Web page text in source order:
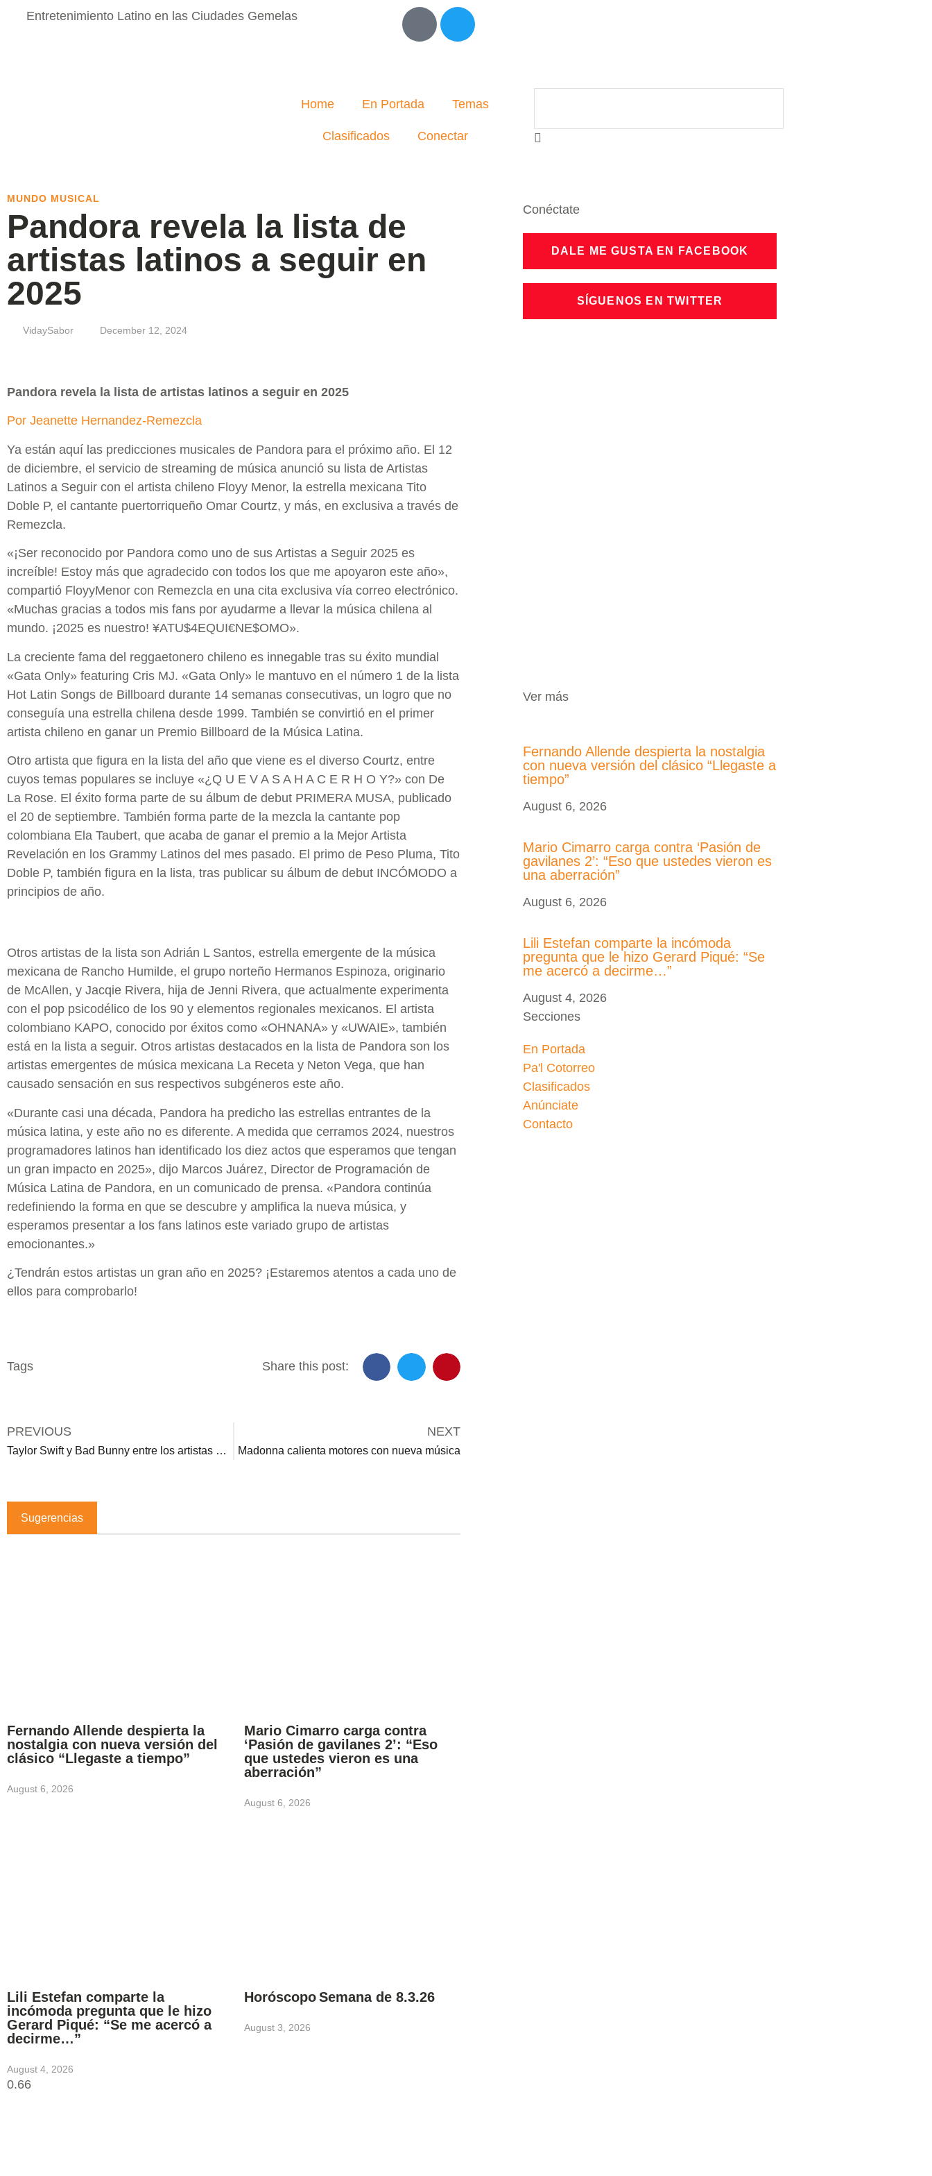
Entretenimiento Latino en las Ciudades Gemelas
Home En Portada Temas
Clasificados Conectar
MUNDO MUSICAL
Pandora revela la lista de
artistas latinos a seguir en
2025
VidaySabor December 12, 2024
Pandora revela la lista de artistas latinos a seguir en 2025
Por Jeanette Hernandez-Remezcla
Ya están aquí las predicciones musicales de Pandora para el próximo año. El 12
de diciembre, el servicio de streaming de música anunció su lista de Artistas
Latinos a Seguir con el artista chileno Floyy Menor, la estrella mexicana Tito
Doble P, el cantante puertorriqueño Omar Courtz, y más, en exclusiva a través de
Remezcla.
«¡Ser reconocido por Pandora como uno de sus Artistas a Seguir 2025 es
increíble! Estoy más que agradecido con todos los que me apoyaron este año»,
compartió FloyyMenor con Remezcla en una cita exclusiva vía correo electrónico.
«Muchas gracias a todos mis fans por ayudarme a llevar la música chilena al
mundo. ¡2025 es nuestro! ¥ATU$4EQUI€NE$OMO».
La creciente fama del reggaetonero chileno es innegable tras su éxito mundial
«Gata Only» featuring Cris MJ. «Gata Only» le mantuvo en el número 1 de la lista
Hot Latin Songs de Billboard durante 14 semanas consecutivas, un logro que no
conseguía una estrella chilena desde 1999. También se convirtió en el primer
artista chileno en ganar un Premio Billboard de la Música Latina.
Otro artista que figura en la lista del año que viene es el diverso Courtz, entre
cuyos temas populares se incluye «¿Q U E V A S A H A C E R H O Y?» con De
La Rose. El éxito forma parte de su álbum de debut PRIMERA MUSA, publicado
el 20 de septiembre. También forma parte de la mezcla la cantante pop
colombiana Ela Taubert, que acaba de ganar el premio a la Mejor Artista
Revelación en los Grammy Latinos del mes pasado. El primo de Peso Pluma, Tito
Doble P, también figura en la lista, tras publicar su álbum de debut INCÓMODO a
principios de año.
Otros artistas de la lista son Adrián L Santos, estrella emergente de la música
mexicana de Rancho Humilde, el grupo norteño Hermanos Espinoza, originario
de McAllen, y Jacqie Rivera, hija de Jenni Rivera, que actualmente experimenta
con el pop psicodélico de los 90 y elementos regionales mexicanos. El artista
colombiano KAPO, conocido por éxitos como «OHNANA» y «UWAIE», también
está en la lista a seguir. Otros artistas destacados en la lista de Pandora son los
artistas emergentes de música mexicana La Receta y Neton Vega, que han
causado sensación en sus respectivos subgéneros este año.
«Durante casi una década, Pandora ha predicho las estrellas entrantes de la
música latina, y este año no es diferente. A medida que cerramos 2024, nuestros
programadores latinos han identificado los diez actos que esperamos que tengan
un gran impacto en 2025», dijo Marcos Juárez, Director de Programación de
Música Latina de Pandora, en un comunicado de prensa. «Pandora continúa
redefiniendo la forma en que se descubre y amplifica la nueva música, y
esperamos presentar a los fans latinos este variado grupo de artistas
emocionantes.»
¿Tendrán estos artistas un gran año en 2025? ¡Estaremos atentos a cada uno de
ellos para comprobarlo!
Tags Share this post:
PREVIOUS
Taylor Swift y Bad Bunny entre los artistas más escuchados de Spotify en 2024
NEXT
Madonna calienta motores con nueva música
Sugerencias
Fernando Allende despierta la
nostalgia con nueva versión del
clásico “Llegaste a tiempo”
August 6, 2026
Mario Cimarro carga contra
‘Pasión de gavilanes 2’: “Eso
que ustedes vieron es una
aberración”
August 6, 2026
Lili Estefan comparte la
incómoda pregunta que le hizo
Gerard Piqué: “Se me acercó a
decirme…”
August 4, 2026
Horóscopo Semana de 8.3.26
August 3, 2026
Conéctate
DALE ME GUSTA EN FACEBOOK
SÍGUENOS EN TWITTER
Ver más
Fernando Allende despierta la nostalgia
con nueva versión del clásico “Llegaste a
tiempo”
August 6, 2026
Mario Cimarro carga contra ‘Pasión de
gavilanes 2’: “Eso que ustedes vieron es
una aberración”
August 6, 2026
Lili Estefan comparte la incómoda
pregunta que le hizo Gerard Piqué: “Se
me acercó a decirme…”
August 4, 2026
Secciones
En Portada
Pa'l Cotorreo
Clasificados
Anúnciate
Contacto